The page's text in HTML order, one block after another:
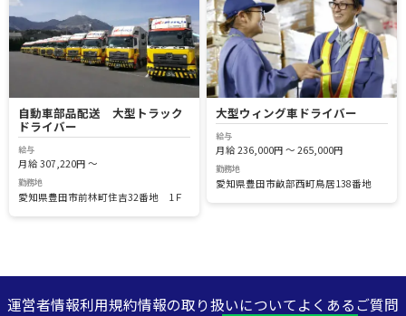
自動車部品配送 大型トラック
ドライバー
給与
月給 307,220円 ～
勤務地
愛知県豊田市前林町住吉32番地 1Ｆ
大型ウィング車ドライバー
給与
月給 236,000円 ～ 265,000円
勤務地
愛知県豊田市畝部西町鳥居138番地
運営者情報利用規約情報の取り扱いについてよくあるご質問